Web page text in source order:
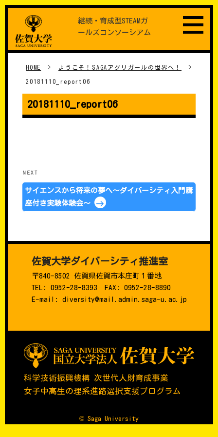
content
継続・育成型STEAMガ
ールズコンソーシアム
HOME > ようこそ！SAGAアグリガールの世界へ！ >
20181110_report06
20181110_report06
Next
Post
NEXT
サイエンスから将来の夢へ～ダイバーシティ入門講
座付き実験体験会～
科学技術振興機構 次世代人財育成事業
女子中高生の理系進路選択支援プログラム
佐賀大学ダイバーシティ推進室
〒840-8502 佐賀県佐賀市本庄町１番地
TEL: 0952-28-8393 FAX: 0952-28-8890
E-mail: diversity@mail.admin.saga-u.ac.jp
© Saga University